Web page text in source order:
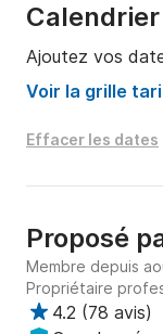
Calendrier
Ajoutez vos
Voir la grille
Effacer les dates
Proposé
Membre depuis
Propriétaire
4.2 (78 avis)